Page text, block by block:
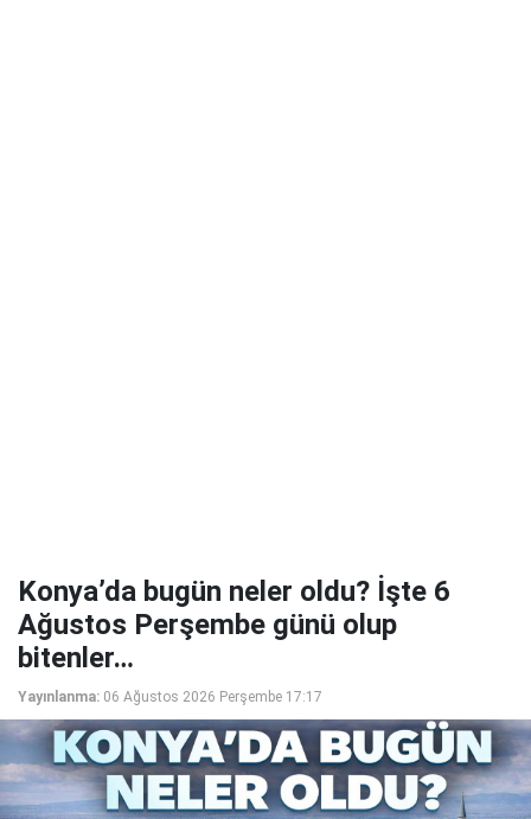
Konya’da bugün neler oldu? İşte 6
Ağustos Perşembe günü olup
bitenler…
Yayınlanma: 06 Ağustos 2026 Perşembe 17:17